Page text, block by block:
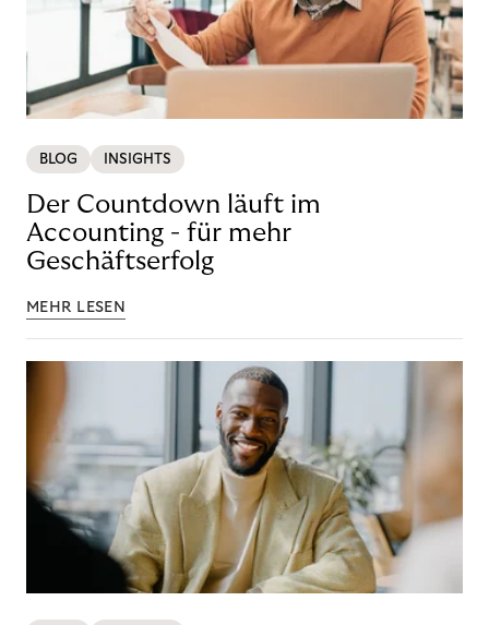
BLOG INSIGHTS
Der Countdown läuft im
Accounting - für mehr
Geschäftserfolg
MEHR LESEN